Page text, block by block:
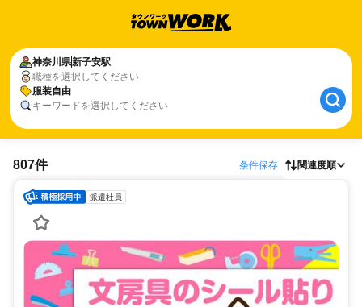
神奈川県新子安駅
職種を選択してください
服装自由
キーワードを選択してください
807件 条件保存 関連度順
派遣社員